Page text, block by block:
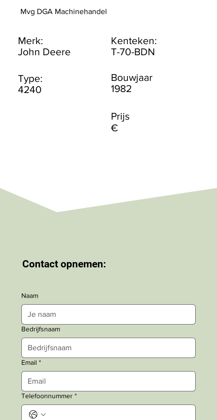
4240
Type:
John Deere
Merk:
T-70-BDN
Kenteken:
Prijs
€
1982
Bouwjaar
Mvg DGA Machinehandel
Contact opnemen:
Naam
Bedrijfsnaam
Email *
Telefoonnummer *